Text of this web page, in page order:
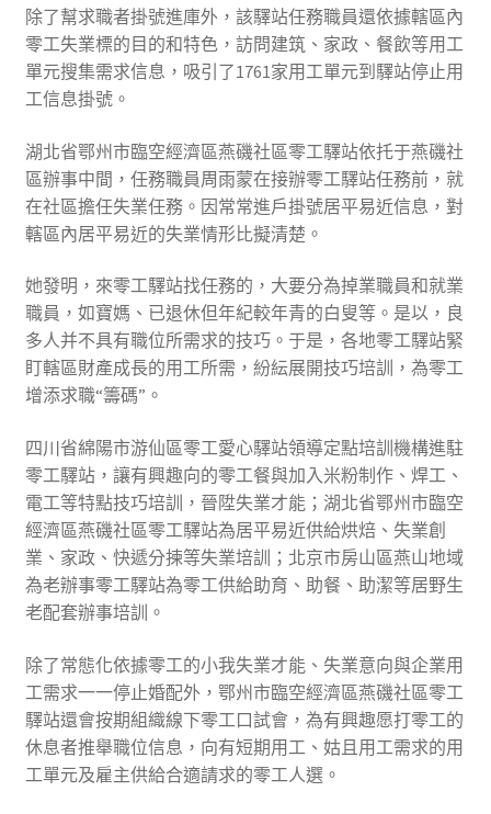
除了幫求職者掛號進庫外，該驛站任務職員還依據轄區內
零工失業標的目的和特色，訪問建筑、家政、餐飲等用工
單元搜集需求信息，吸引了1761家用工單元到驛站停止用
工信息掛號。
湖北省鄂州市臨空經濟區燕磯社區零工驛站依托于燕磯社
區辦事中間，任務職員周雨蒙在接辦零工驛站任務前，就
在社區擔任失業任務。因常常進戶掛號居平易近信息，對
轄區內居平易近的失業情形比擬清楚。
她發明，來零工驛站找任務的，大要分為掉業職員和就業
職員，如寶媽、已退休但年紀較年青的白叟等。是以，良
多人并不具有職位所需求的技巧。于是，各地零工驛站緊
盯轄區財產成長的用工所需，紛紜展開技巧培訓，為零工
增添求職“籌碼”。
四川省綿陽市游仙區零工愛心驛站領導定點培訓機構進駐
零工驛站，讓有興趣向的零工餐與加入米粉制作、焊工、
電工等特點技巧培訓，晉陞失業才能；湖北省鄂州市臨空
經濟區燕磯社區零工驛站為居平易近供給烘焙、失業創
業、家政、快遞分揀等失業培訓；北京市房山區燕山地域
為老辦事零工驛站為零工供給助育、助餐、助潔等居野生
老配套辦事培訓。
除了常態化依據零工的小我失業才能、失業意向與企業用
工需求一一停止婚配外，鄂州市臨空經濟區燕磯社區零工
驛站還會按期組織線下零工口試會，為有興趣愿打零工的
休息者推舉職位信息，向有短期用工、姑且用工需求的用
工單元及雇主供給合適請求的零工人選。